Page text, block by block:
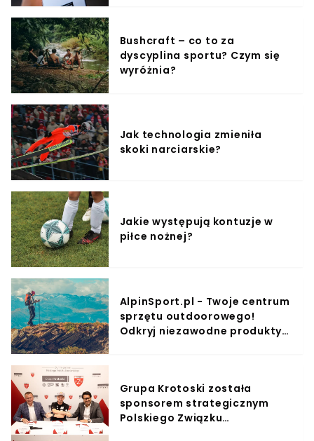
Bushcraft – co to za
dyscyplina sportu? Czym się
wyróżnia?
Jak technologia zmieniła
skoki narciarskie?
Jakie występują kontuzje w
piłce nożnej?
AlpinSport.pl - Twoje centrum
sprzętu outdoorowego!
Odkryj niezawodne produkty i
Grupa Krotoski została
sponsorem strategicznym
Polskiego Związku